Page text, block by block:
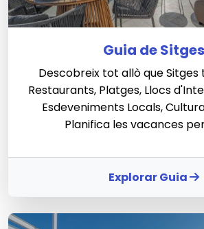
Guia de Sitges
Descobreix tot allò que Sitges
Restaurants, Platges, Llocs
Esdeveniments Locals,
Planifica les vacances
Explorar Guia